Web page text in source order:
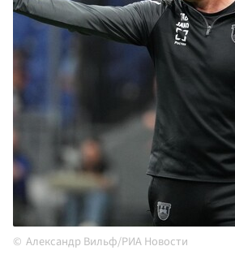
Александр Вильф/РИА Новости